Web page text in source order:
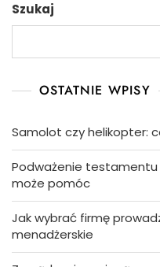
Szukaj
OSTATNIE WPISY
Samolot czy helikopter:
Podważenie testamentu
może pomóc
Jak wybrać firmę
menadżerskie